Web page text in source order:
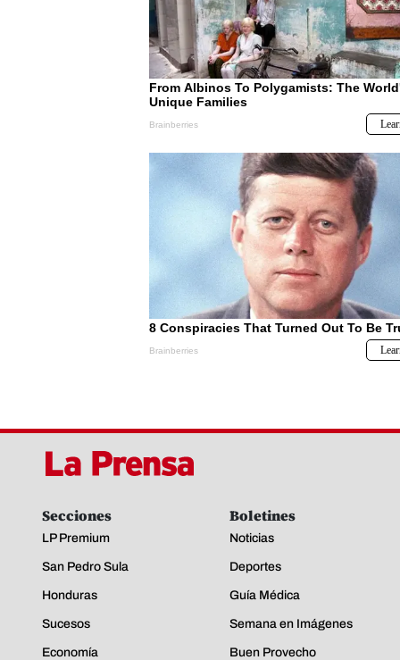
Secciones
LP Premium
San Pedro Sula
Honduras
Sucesos
Economía
Boletines
Noticias
Deportes
Guía Médica
Semana en Imágenes
Buen Provecho